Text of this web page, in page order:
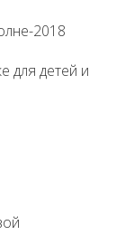
2018
для детей и